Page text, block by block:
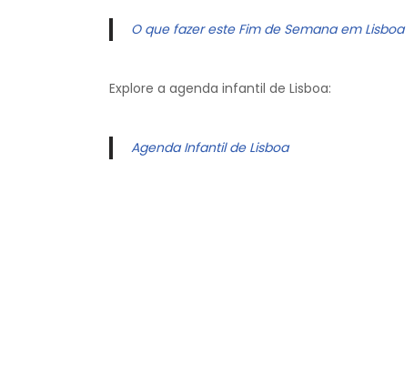
O que fazer este Fim de Semana em Lisboa
Explore a agenda infantil de Lisboa:
Agenda Infantil de Lisboa